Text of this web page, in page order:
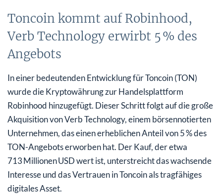
Toncoin kommt auf Robinhood,
Verb Technology erwirbt 5 % des
Angebots
In einer bedeutenden Entwicklung für Toncoin (TON)
wurde die Kryptowährung zur Handelsplattform
Robinhood hinzugefügt. Dieser Schritt folgt auf die große
Akquisition von Verb Technology, einem börsennotierten
Unternehmen, das einen erheblichen Anteil von 5 % des
TON-Angebots erworben hat. Der Kauf, der etwa
713 Millionen USD wert ist, unterstreicht das wachsende
Interesse und das Vertrauen in Toncoin als tragfähiges
digitales Asset.